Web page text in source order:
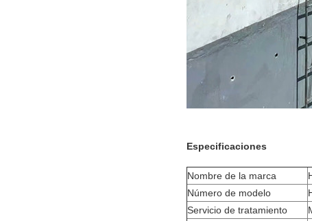
Especificaciones
Nombre de la marca
Número de modelo
Servicio de tratamiento